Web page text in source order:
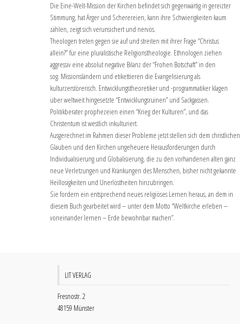
Die Eine-Welt-Mission der Kirchen befindet sich gegenwärtig in gereizter
Stimmung, hat Ärger und Scherereien, kann ihre Schwierigkeiten kaum
zählen, zeigt sich verunsichert und nervös.
Theologen treten gegen sie auf und streiten mit ihrer Frage “Christus
allein?” für eine pluralistische Religionstheologie. Ethnologen ziehen
aggressiv eine absolut negative Bilanz der “Frohen Botschaft” in den
sog. Missionsländern und etikettieren die Evangelisierung als
kulturzerstörerisch. Entwicklungstheoretiker und -programmatiker klagen
über weltweit hingesetzte “Entwicklungsruinen” und Sackgassen.
Politikberater prophezeien einen “Krieg der Kulturen”, und das
Christentum ist westlich inkulturiert.
Ausgerechnet im Rahmen dieser Probleme jetzt stellen sich dem christlichen
Glauben und den Kirchen ungeheuere Herausforderungen durch
Individualisierung und Globalisierung, die zu den vorhandenen alten ganz
neue Verletzungen und Kränkungen des Menschen, bisher nicht gekannte
Heillosigkeiten und Unerlöstheiten hinzubringen.
Sie fordern ein entsprechend neues religiöses Lernen heraus, an dem in
diesem Buch gearbeitet wird – unter dem Motto “Weltkirche erleben –
voneinander lernen – Erde bewohnbar machen”.
LIT VERLAG
Fresnostr. 2
48159 Münster